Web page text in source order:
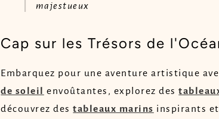
majestueux
Cap sur les Trésors de
Embarquez pour une aventure artistique
de soleil envoûtantes, explorez des
découvrez destableaux marins inspirants